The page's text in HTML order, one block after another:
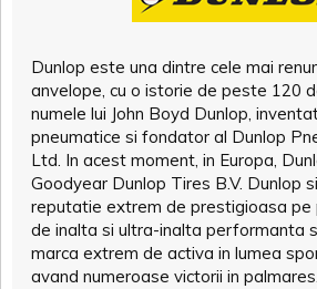
Dunlop este una dintre cele mai
anvelope, cu o istorie de peste 120
numele lui John Boyd Dunlop,
pneumatice si fondator al Dunlop
Ltd. In acest moment, in Europa,
Goodyear Dunlop Tires B.V. Dunlop
reputatie extrem de prestigioasa pe
de inalta si ultra-inalta performanta
marca extrem de activa in lumea
avand numeroase victorii in palmares.